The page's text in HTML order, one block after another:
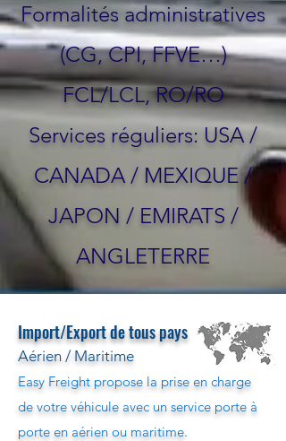
Formalités administratives
(CG, CPI, FFVE…)
FCL/LCL, RO/RO
Services réguliers: USA /
CANADA / MEXIQUE /
JAPON / EMIRATS /
ANGLETERRE
Import/Export de tous pays
Aérien / Maritime
Easy Freight propose la prise en charge
de votre véhicule avec un service porte à
porte en aérien ou maritime.